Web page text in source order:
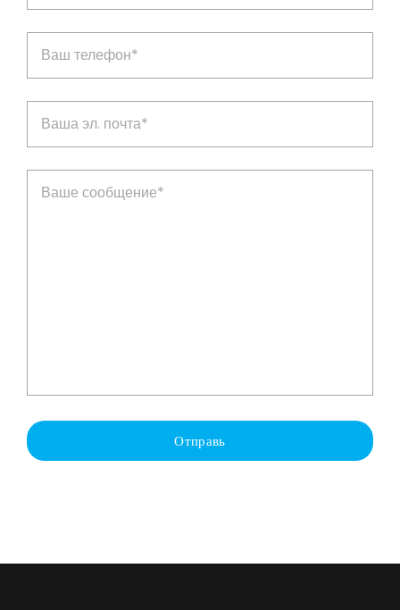
Отправь